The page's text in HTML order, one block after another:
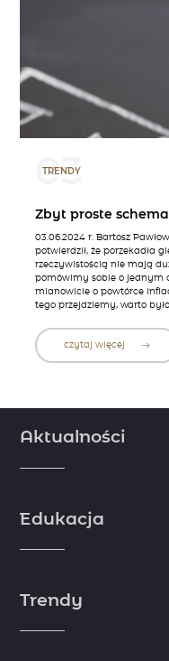
03
TRENDY
Zbyt proste
03.06.2024 r. Bartosz
potwierdził, że porzekadła
rzeczywistością nie mają
pomówimy sobie o jednym
mianowicie o powtórce
tego przejdziemy, warto
czytaj więcej
Aktualności
doniesienia dzięki
zobacz więcej
Edukacja
wiedzy i doświadczenia
Trendy